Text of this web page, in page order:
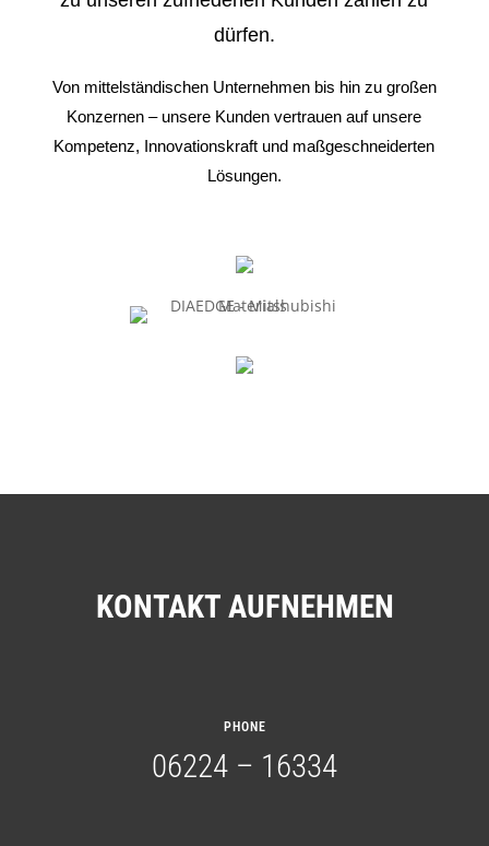
dürfen.
Von mittelständischen Unternehmen bis hin zu großen
Konzernen – unsere Kunden vertrauen auf unsere
Kompetenz, Innovationskraft und maßgeschneiderten
Lösungen.
KONTAKT AUFNEHMEN
PHONE
06224 – 16334